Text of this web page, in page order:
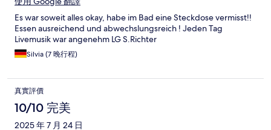
Es war soweit alles okay, habe im Bad eine Steckdose vermisst!!
Essen ausreichend und abwechslungsreich ! Jeden Tag
Livemusik war angenehm LG S.Richter
Silvia (7 晚行程)
真實評價
10/10 完美
2025 年 7 月 24 日